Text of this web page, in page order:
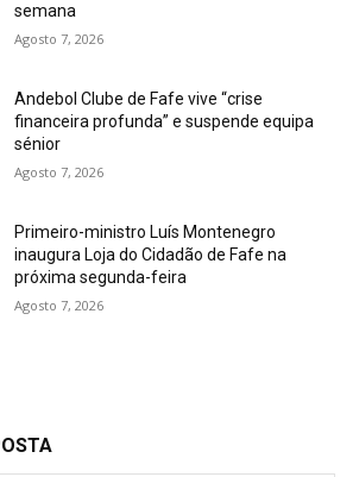
semana
Agosto 7, 2026
Andebol Clube de Fafe vive “crise
financeira profunda” e suspende equipa
sénior
Agosto 7, 2026
Primeiro-ministro Luís Montenegro
inaugura Loja do Cidadão de Fafe na
próxima segunda-feira
Agosto 7, 2026